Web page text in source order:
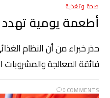
صحة وتغذية
أطعمة يومية
حذر خبراء من أن النظام
فائقة المعالجة
0 COMMENTS